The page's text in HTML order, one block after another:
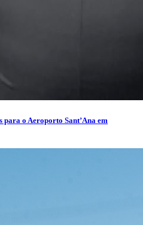
o Aeroporto Sant’Ana em